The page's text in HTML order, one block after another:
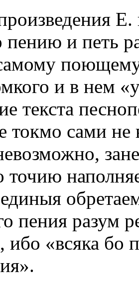
и петь
и в нем
текста
токмо сами
точию
пения разум
«всяка бо